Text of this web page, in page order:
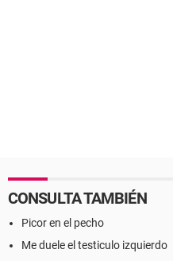
CONSULTA TAMBIÉN
Picor en el pecho
Me duele el testiculo izquierdo